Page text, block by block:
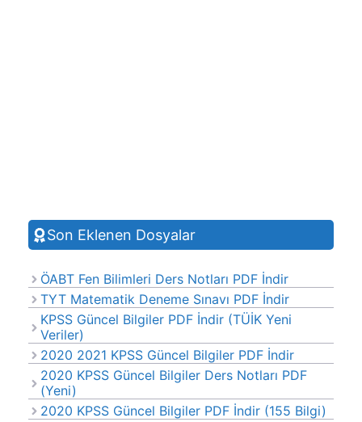
Son Eklenen Dosyalar
ÖABT Fen Bilimleri Ders Notları PDF İndir
TYT Matematik Deneme Sınavı PDF İndir
KPSS Güncel Bilgiler PDF İndir (TÜİK Yeni
Veriler)
2020 2021 KPSS Güncel Bilgiler PDF İndir
2020 KPSS Güncel Bilgiler Ders Notları PDF
(Yeni)
2020 KPSS Güncel Bilgiler PDF İndir (155 Bilgi)